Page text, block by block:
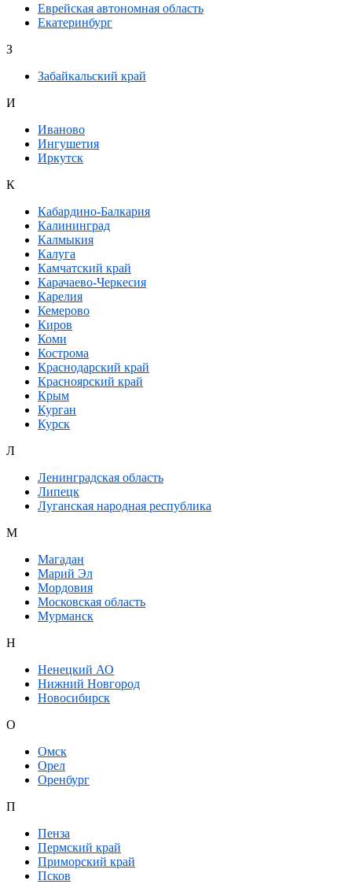
Еврейская автономная область
Екатеринбург
З
Забайкальский край
И
Иваново
Ингушетия
Иркутск
К
Кабардино-Балкария
Калининград
Калмыкия
Калуга
Камчатский край
Карачаево-Черкесия
Карелия
Кемерово
Киров
Коми
Кострома
Краснодарский край
Красноярский край
Крым
Курган
Курск
Л
Ленинградская область
Липецк
Луганская народная республика
М
Магадан
Марий Эл
Мордовия
Московская область
Мурманск
Н
Ненецкий АО
Нижний Новгород
Новосибирск
О
Омск
Орел
Оренбург
П
Пенза
Пермский край
Приморский край
Псков